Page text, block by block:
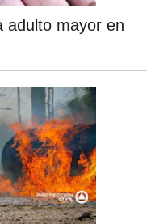
adulto mayor en